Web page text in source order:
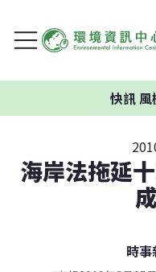
快訊風機
海岸法拖延
時事